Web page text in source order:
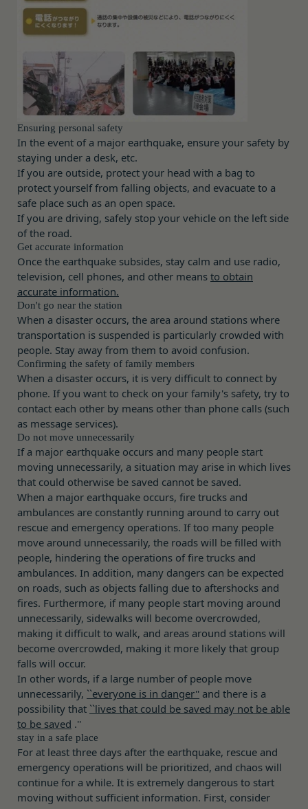
Ensuring personal safety
In the event of a major earthquake, ensure your safety by
staying under a desk, etc.
If you are outside, protect your head with a bag to
protect yourself from falling objects, and evacuate to a
safe place such as an open space.
If you are driving, safely stop your vehicle on the left side
of the road.
Get accurate information
Once the earthquake subsides, stay calm and use radio,
television, cell phones, and other means to obtain
accurate information.
Don't go near the station
When a disaster occurs, the area around stations where
transportation is suspended is particularly crowded with
people. Stay away from them to avoid confusion.
Confirming the safety of family members
When a disaster occurs, it is very difficult to connect by
phone. If you want to check on your family's safety, try to
contact each other by means other than phone calls (such
as message services).
Do not move unnecessarily
If a major earthquake occurs and many people start
moving unnecessarily, a situation may arise in which lives
that could otherwise be saved cannot be saved.
When a major earthquake occurs, fire trucks and
ambulances are constantly running around to carry out
rescue and emergency operations. If too many people
move around unnecessarily, the roads will be filled with
people, hindering the operations of fire trucks and
ambulances. In addition, many dangers can be expected
on roads, such as objects falling due to aftershocks and
fires. Furthermore, if many people start moving around
unnecessarily, sidewalks will become overcrowded,
making it difficult to walk, and areas around stations will
become overcrowded, making it more likely that group
falls will occur.
In other words, if a large number of people move
unnecessarily, ``everyone is in danger'' and there is a
possibility that ``lives that could be saved may not be able
to be saved .''
stay in a safe place
For at least three days after the earthquake, rescue and
emergency operations will be prioritized, and chaos will
continue for a while. It is extremely dangerous to start
moving without sufficient information. First, consider
氏名、生年月日、性別、職業等プロフィールに関す
る情報
メールアドレス、電話番号、住所等連絡先に関する
情報
アカウントへのアクセス者の本人確認に必要なパス
ワード等のその他の情報
入力フォームその他当社が定める方法を通じてお客
様が入力または送信する情報
当社が各サービスにおいて取得すると定めた情報
端末情報
お客様が、端末または携帯端末上で当社のサービス
を利用する場合、当社は、端末識別子およびIPアド
レスを取得する場合があります。また、当社は、お
客様が端末に関連付けた名前、端末の種類、電話番
号、国、およびユーザー名、もしくはメールアドレ
スなど、お客様が提供することを選択したその他の
あらゆる情報を取得する場合があります。
位置情報
お客様が、端末または携帯端末上で当社のサービス
を利用し、そこで位置情報を提供することを認めた
場合、当社は、お客様の位置情報を取得することが
あります。通常はお客様のブラウザや端末の設定に
より無効にすることができますが、無効にした場合
には当社のサービスの一部が利用できなくなくなる
ことがあります。
お客様のアクションに関する情報
お客様が、当社のサービスを利用する際、直接当社
に提供した情報および当社のサービスを提供してい
る第三者サービス提供者を通じて提供した情報を、
当社は取得・保管することがあります。お客様のサ
ービスご利用状況、他の利用者との交流に関する情
報も取得することがあります。
外部サービスとの連携により取得する情報
外部サービスでお客様が利用するIDおよびその他
外部サービスのプライバシー設定によりお客様が提
携先に開示を認めた情報を取得することがありま
す。
取得した個人情報等の利用目的
当社は、お客様からご提供いただいたお客様情報
を、当社各サービスの利用規約において定める利用
目的の範囲内で利用します。
Cookie（クッキー）について
当社は、お客様にとってより使いやすく、より価値
ある情報を提供するためにCookie(以下「クッキ
ー」といいます。これに類似の技術を含みます。)
を使用することがあります。
クッキーは、ウェブサイトを利用されたときにご利
用のパソコンや携帯端末に一時的にデータを保存さ
「契約者」
本利用規約に基づく利用契約を当社と締結している
「利用者」
本利用規約に基づき、契約者が本サービスの利用を
認めた特定の法人、団体、個人の第三者をいいま
す。なお、利用者は契約者の事業のために本サービ
スを利用されているものとみなします。
「会員」
本規約の内容の全てを承認いただいた上、本サービ
ス所定の手続きに従い会員登録を申請し、当社がこ
れを承認した特定の法人、団体、個人をいいます。
「登録希望者」
本サービスの利用を希望する法人、団体、個人をい
います。
「会員登録」
第4条に規定する方法に従って、登録希望者が行う
本サービスの利用登録をいいます。
「登録情報」
登録希望者及び利用者が会員登録時に登録した当社
が定める情報、本サービス利用中に当社が必要と判
断して登録を求めた情報及びこれらの情報について
利用者自身が追加、変更を行った場合の当該情報を
いいます。
「アカウント」
各会員が保有する、本サービスの利用に関する権利
の総体をいいます。
「パスワード」
登録情報と組み合わせて、会員とその他の者とを識
別するために用いられる符号をいいます。
「提携パートナー」
当社との間で締結する契約に基づき、本サービスと
提携するサービス（以下「提携サービス」といいま
す。）を提供し、又はその運営を行う者をいいま
す。
第2条（総則・適用範囲）
本規約は、会員と当社間において本サービスの利用
に関し適用され、登録手続き完了後の本サービスの
提供条件及び当社と会員との権利義務関係を定める
ものです。
当社が、当社ウェブサイト上に本サービスに関する
個別規定や追加規定を掲載する場合、又は第11条
に定める方法により本サービスに関するルール等を
発信する場合、それらは本規約の一部を構成するも
のとし、個別規定、追加規定又はルール等が本規約
と抵触する場合には、当該個別規定、追加規定又は
ルール等が優先されるものとします。
For the Amazon Gift Card terms, please see